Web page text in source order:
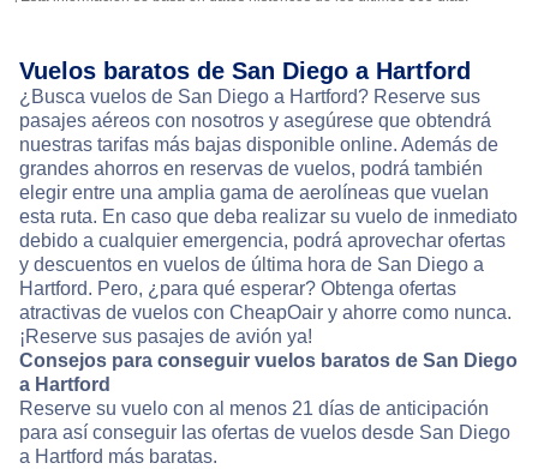
Vuelos baratos de San Diego a Hartford
¿Busca vuelos de San Diego a Hartford? Reserve sus
pasajes aéreos con nosotros y asegúrese que obtendrá
nuestras tarifas más bajas disponible online. Además de
grandes ahorros en reservas de vuelos, podrá también
elegir entre una amplia gama de aerolíneas que vuelan
esta ruta. En caso que deba realizar su vuelo de inmediato
debido a cualquier emergencia, podrá aprovechar ofertas
y descuentos en vuelos de última hora de San Diego a
Hartford. Pero, ¿para qué esperar? Obtenga ofertas
atractivas de vuelos con CheapOair y ahorre como nunca.
¡Reserve sus pasajes de avión ya!
Consejos para conseguir vuelos baratos de San Diego
a Hartford
Reserve su vuelo con al menos 21 días de anticipación
para así conseguir las ofertas de vuelos desde San Diego
a Hartford más baratas.